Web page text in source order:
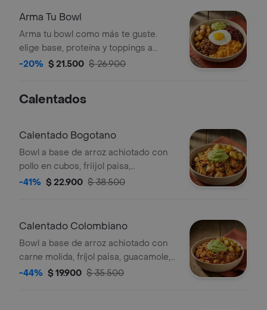
Arma Tu Bowl
Arma tu bowl como más te guste.
elige base, proteína y toppings a
elección. todo viene mezclado en tu
-20% $ 21.500 $ 26.900
Calentados
Calentado Bogotano
Bowl a base de arroz achiotado con
pollo en cubos, friijol paisa,
guacamole, papa y cilantro.
-41% $ 22.900 $ 38.500
Calentado Colombiano
Bowl a base de arroz achiotado con
carne molida, fríjol paisa, guacamole,
papa y un toque de cilantro.
-44% $ 19.900 $ 35.500